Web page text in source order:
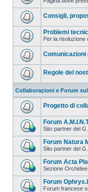
Consigli,
Problemi
Per la risoluzione
Comunicazioni
Regole del
Collaborazioni e Forum
Progetto di
Forum
Sito partner del
Forum Natura
Sito partner del
Forum Acta
Sezione
Forum
Forum francese